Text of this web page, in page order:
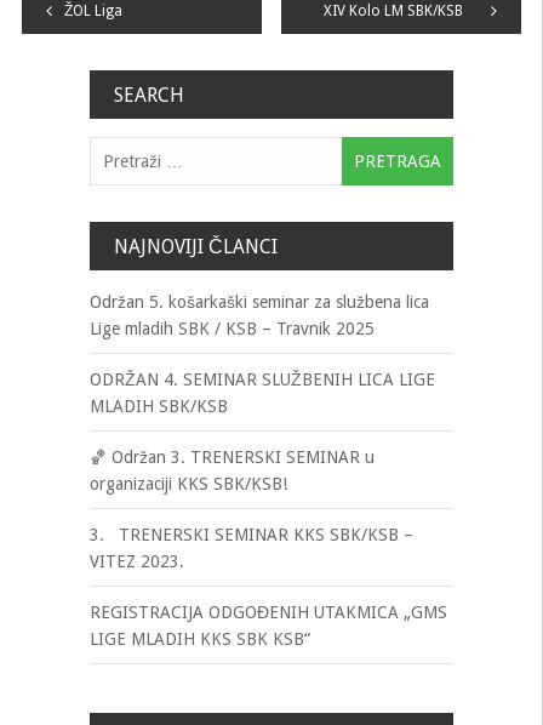
Navigacija
ŽOL Liga XIV Kolo LM SBK/KSB
SEARCH
NAJNOVIJI ČLANCI
Održan 5. košarkaški seminar za službena lica
Lige mladih SBK / KSB – Travnik 2025
ODRŽAN 4. SEMINAR SLUŽBENIH LICA LIGE
MLADIH SBK/KSB
🏀 Održan 3. TRENERSKI SEMINAR u
organizaciji KKS SBK/KSB!
3. TRENERSKI SEMINAR KKS SBK/KSB –
VITEZ 2023.
REGISTRACIJA ODGOĐENIH UTAKMICA „GMS
LIGE MLADIH KKS SBK KSB“